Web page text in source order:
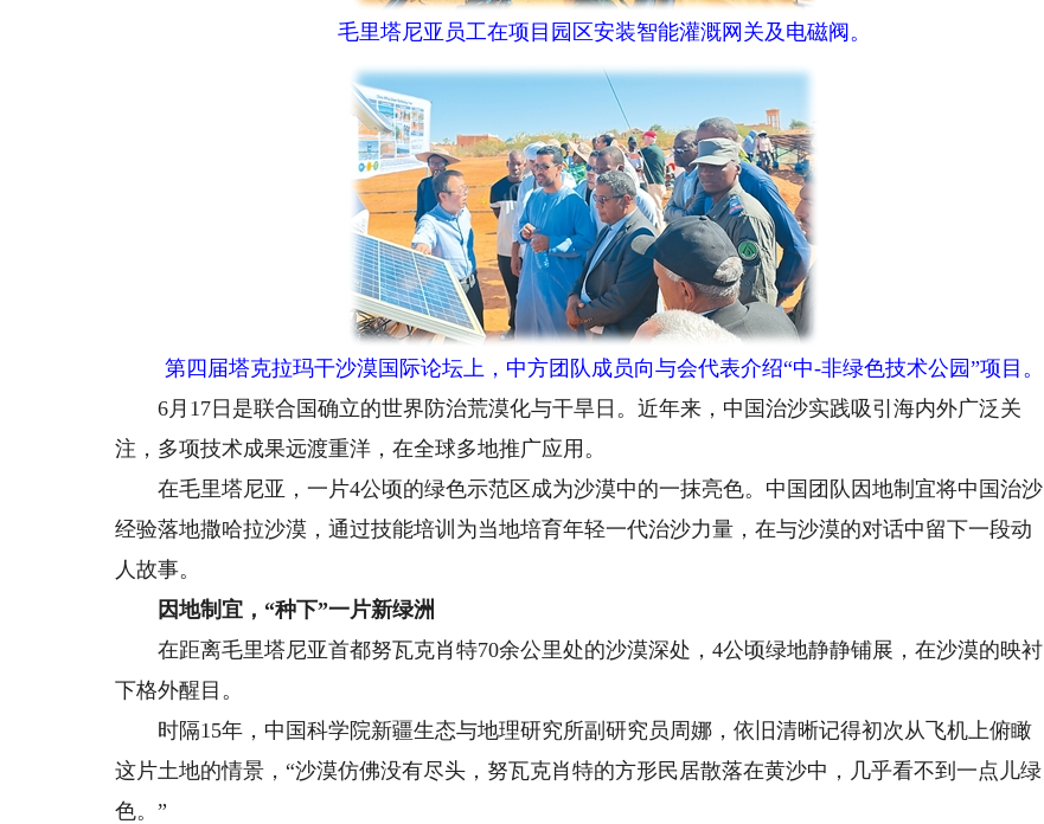
毛里塔尼亚员工在项目园区安装智能灌溉网关及电磁阀。
第四届塔克拉玛干沙漠国际论坛上，中方团队成员向与会代表介绍“中-非绿色技术公园”项目。
6月17日是联合国确立的世界防治荒漠化与干旱日。近年来，中国治沙实践吸引海内外广泛关
注，多项技术成果远渡重洋，在全球多地推广应用。
在毛里塔尼亚，一片4公顷的绿色示范区成为沙漠中的一抹亮色。中国团队因地制宜将中国治沙
经验落地撒哈拉沙漠，通过技能培训为当地培育年轻一代治沙力量，在与沙漠的对话中留下一段动
人故事。
因地制宜，“种下”一片新绿洲
在距离毛里塔尼亚首都努瓦克肖特70余公里处的沙漠深处，4公顷绿地静静铺展，在沙漠的映衬
下格外醒目。
时隔15年，中国科学院新疆生态与地理研究所副研究员周娜，依旧清晰记得初次从飞机上俯瞰
这片土地的情景，“沙漠仿佛没有尽头，努瓦克肖特的方形民居散落在黄沙中，几乎看不到一点儿绿
色。”